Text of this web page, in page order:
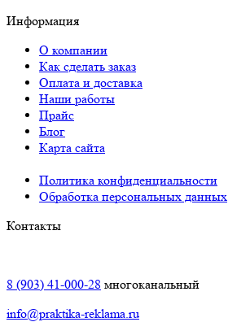
Информация
О компании
Как сделать заказ
Оплата и доставка
Наши работы
Прайс
Блог
Карта сайта
Политика конфиденциальности
Обработка персональных данных
Контакты
8 (903) 41-000-28 многоканальный
info@praktika-reklama.ru